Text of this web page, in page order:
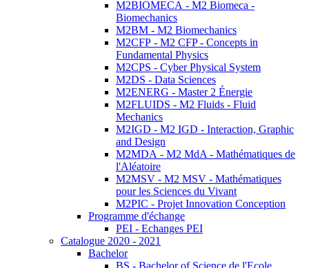
M2BIOMECA - M2 Biomeca -
Biomechanics
M2BM - M2 Biomechanics
M2CFP - M2 CFP - Concepts in
Fundamental Physics
M2CPS - Cyber Physical System
M2DS - Data Sciences
M2ENERG - Master 2 Énergie
M2FLUIDS - M2 Fluids - Fluid
Mechanics
M2IGD - M2 IGD - Interaction, Graphic
and Design
M2MDA - M2 MdA - Mathématiques de
l'Aléatoire
M2MSV - M2 MSV - Mathématiques
pour les Sciences du Vivant
M2PIC - Projet Innovation Conception
Programme d'échange
PEI - Echanges PEI
Catalogue 2020 - 2021
Bachelor
BS - Bachelor of Science de l'Ecole